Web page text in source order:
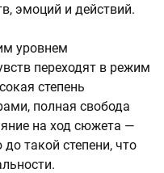
эмоций и действий.
уровнем
переходят в режим
степень
полная свобода
на ход сюжета —
такой степени, что